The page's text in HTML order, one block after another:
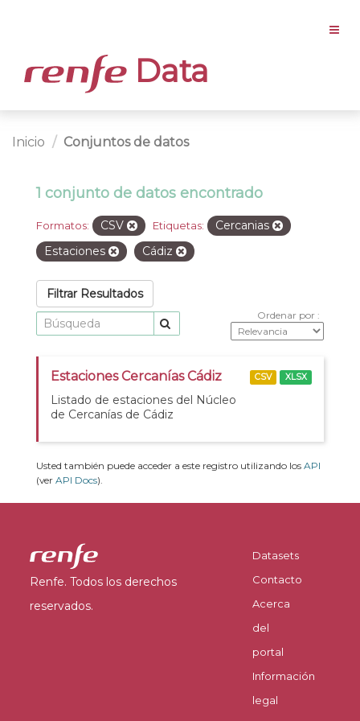
Data
Inicio Conjuntos de datos
1 conjunto de datos encontrado
Formatos: CSV Etiquetas:
Cercanias
Estaciones
Cádiz
Filtrar Resultados
Ordenar por
Estaciones Cercanías Cádiz
Listado de estaciones del Núcleo
de Cercanías de Cádiz
CSV XLSX
Usted también puede acceder a este registro utilizando los API
(ver API Docs).
Renfe. Todos los derechos
reservados.
Datasets
Contacto
Acerca
del
portal
Información
legal